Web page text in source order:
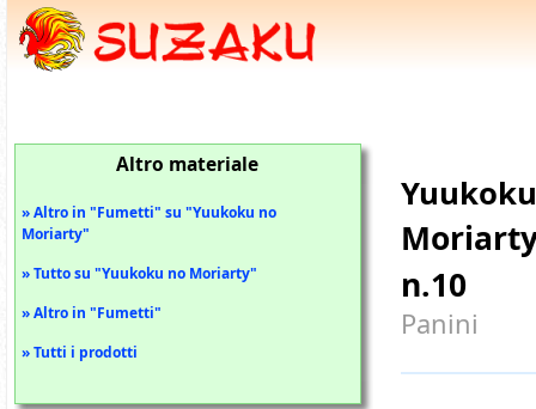
n.10
Panini
Altro materiale
» Altro in "Fumetti" su "Yuukoku no
Moriarty"
» Tutto su "Yuukoku no Moriarty"
» Altro in "Fumetti"
» Tutti i prodotti